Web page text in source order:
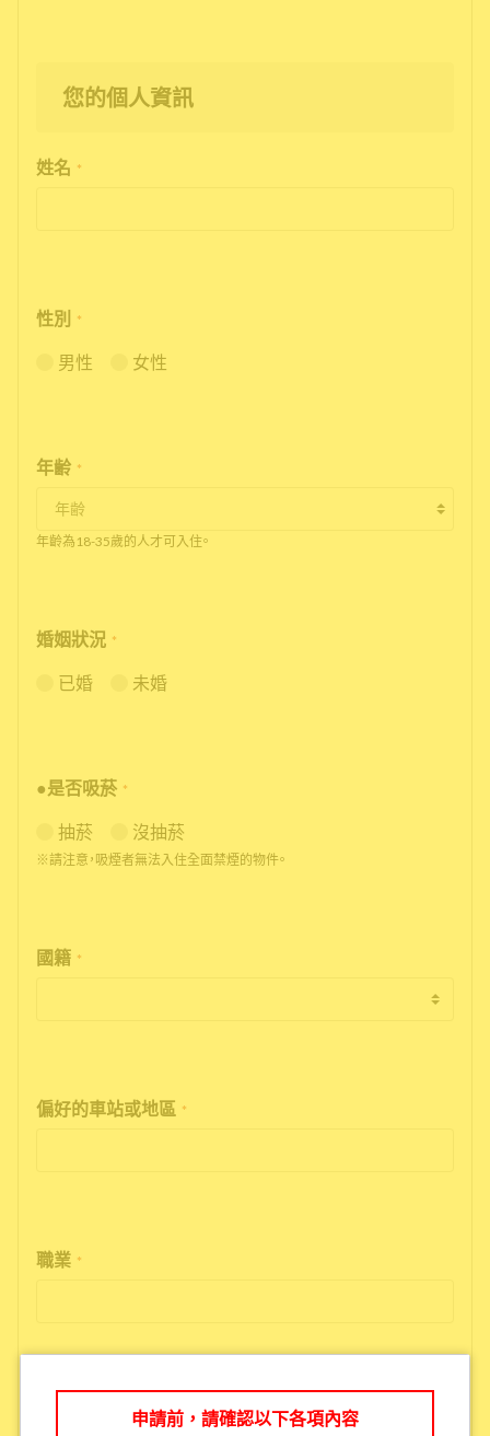
您的個人資訊
姓名 *
性別 *
男性 女性
年齢 *
年齡為18-35歲的人才可入住。
婚姻狀況 *
已婚 未婚
●是否吸菸 *
抽菸 沒抽菸
※請注意，吸煙者無法入住全面禁煙的物件。
國籍 *
偏好的車站或地區 *
職業 *
申請前，請確認以下各項內容